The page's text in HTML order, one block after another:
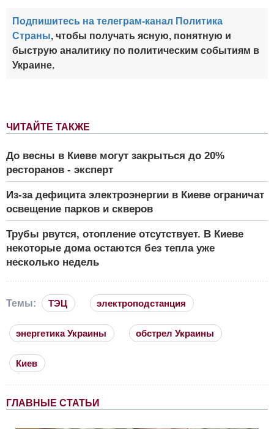
ЧИТАЙТЕ ТАКЖЕ
До весны в Киеве могут закрыться до 20%
ресторанов - эксперт
Из-за дефицита электроэнергии в Киеве ограничат
освещение парков и скверов
Трубы рвутся, отопление отсутствует. В Киеве
некоторые дома остаются без тепла уже
несколько недель
Подпишитесь на телеграм-канал Политика
Страны, чтобы получать ясную, понятную и
быструю аналитику по политическим событиям в
Украине.
Темы: ТЭЦ электроподстанция
энергетика Украины обстрел Украины
Киев
ГЛАВНЫЕ СТАТЬИ